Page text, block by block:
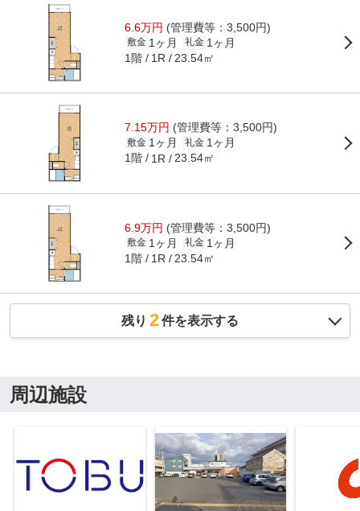
6.6万円 (管理費等：3,500円)
敷金 1ヶ月 礼金 1ヶ月
1階 1R 23.54㎡
7.15万円 (管理費等：3,500円)
敷金 1ヶ月 礼金 1ヶ月
1階 1R 23.54㎡
6.9万円 (管理費等：3,500円)
敷金 1ヶ月 礼金 1ヶ月
1階 1R 23.54㎡
残り 2件を表示する
周辺施設